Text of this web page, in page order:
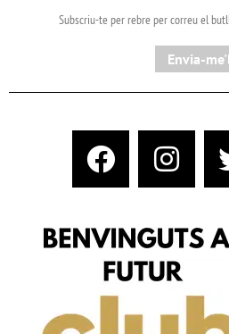
Subscriu-te per rebre per correu el
Envia-